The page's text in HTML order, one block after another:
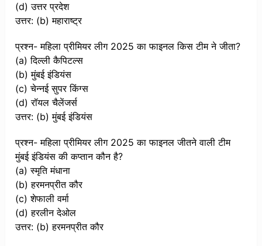
(d) उत्तर प्रदेश
उत्तर: (b) महाराष्ट्र
प्रश्न- महिला प्रीमियर लीग 2025 का फाइनल किस टीम ने जीता?
(a) दिल्ली कैपिटल्स
(b) मुंबई इंडियंस
(c) चेन्नई सुपर किंग्स
(d) रॉयल चैलेंजर्स
उत्तर: (b) मुंबई इंडियंस
प्रश्न- महिला प्रीमियर लीग 2025 का फाइनल जीतने वाली टीम
मुंबई इंडियंस की कप्तान कौन है?
(a) स्मृति मंधाना
(b) हरमनप्रीत कौर
(c) शेफाली वर्मा
(d) हरलीन देओल
उत्तर: (b) हरमनप्रीत कौर